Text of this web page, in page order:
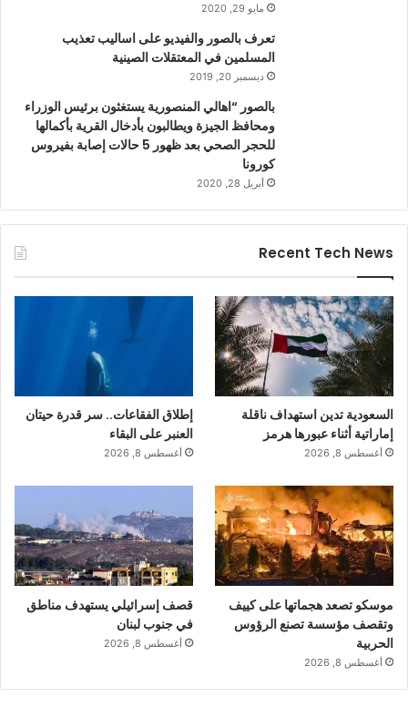
مايو 29, 2020
تعرف بالصور والفيديو على اساليب تعذيب
المسلمين في المعتقلات الصينية
ديسمبر 20, 2019
بالصور “اهالي المنصورية يستغثون برئيس الوزراء
ومحافظ الجيزة ويطالبون بأدخال القرية بأكمالها
للحجر الصحي بعد ظهور 5 حالات إصابة بفيروس
كورونا
أبريل 28, 2020
Recent Tech News
السعودية تدين استهداف ناقلة
إماراتية أثناء عبورها هرمز
أغسطس 8, 2026
إطلاق الفقاعات.. سر قدرة حيتان
العنبر على البقاء
أغسطس 8, 2026
موسكو تصعد هجماتها على كييف
وتقصف مؤسسة تصنع الرؤوس
الحربية
أغسطس 8, 2026
قصف إسرائيلي يستهدف مناطق
في جنوب لبنان
أغسطس 8, 2026